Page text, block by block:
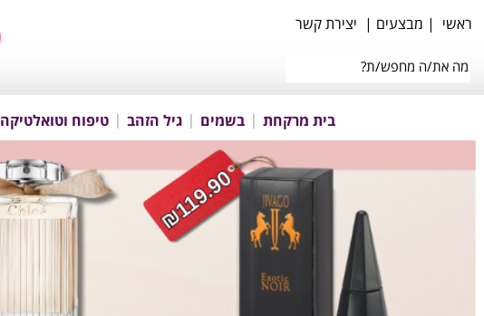
ראשי | מבצעים | יצירת קשר
בית מרקחת בשמים גיל הזהב טיפוח וטואלטיקה